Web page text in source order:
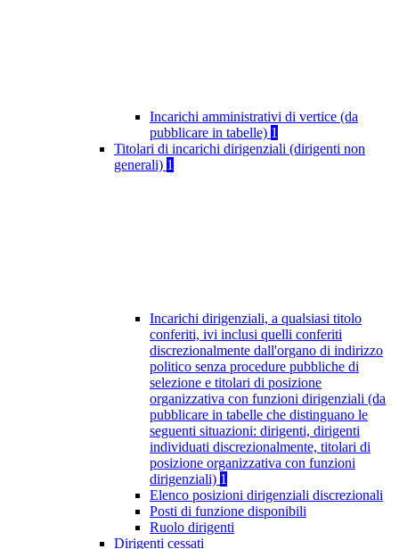
Incarichi amministrativi di vertice (da
pubblicare in tabelle) 1
Titolari di incarichi dirigenziali (dirigenti non
generali) 1
Incarichi dirigenziali, a qualsiasi titolo
conferiti, ivi inclusi quelli conferiti
discrezionalmente dall'organo di indirizzo
politico senza procedure pubbliche di
selezione e titolari di posizione
organizzativa con funzioni dirigenziali (da
pubblicare in tabelle che distinguano le
seguenti situazioni: dirigenti, dirigenti
individuati discrezionalmente, titolari di
posizione organizzativa con funzioni
dirigenziali) 1
Elenco posizioni dirigenziali discrezionali
Posti di funzione disponibili
Ruolo dirigenti
Dirigenti cessati